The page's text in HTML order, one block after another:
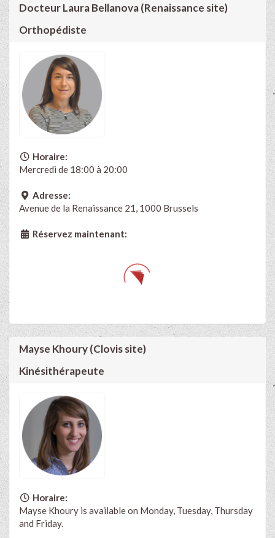
Docteur Laura Bellanova (Renaissance site)
Orthopédiste
Horaire:
Mercredi de 18:00 à 20:00
Adresse:
Avenue de la Renaissance 21, 1000 Brussels
Réservez maintenant:
Mayse Khoury (Clovis site)
Kinésithérapeute
Horaire:
Mayse Khoury is available on Monday, Tuesday, Thursday
and Friday.